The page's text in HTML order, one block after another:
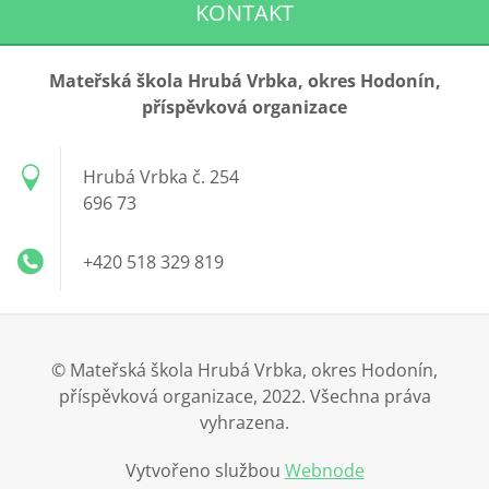
KONTAKT
Mateřská škola Hrubá Vrbka, okres Hodonín,
příspěvková organizace
Hrubá Vrbka č. 254
696 73
+420 518 329 819
© Mateřská škola Hrubá Vrbka, okres Hodonín,
příspěvková organizace, 2022. Všechna práva
vyhrazena.
Vytvořeno službou Webnode